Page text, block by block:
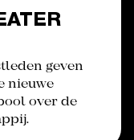
geven
nieuwe
over de